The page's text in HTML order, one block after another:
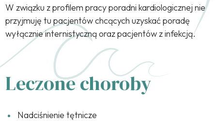
W związku z profilem pracy poradni kardiologicznej nie
przyjmuję tu pacjentów chcących uzyskać poradę
wyłącznie internistyczną oraz pacjentów z infekcją.
Leczone choroby
Nadciśnienie tętnicze